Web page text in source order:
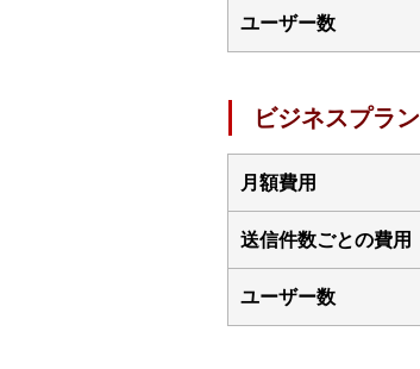
ユーザー数
ビジネスプラン
月額費用
送信件数ごとの費用
ユーザー数